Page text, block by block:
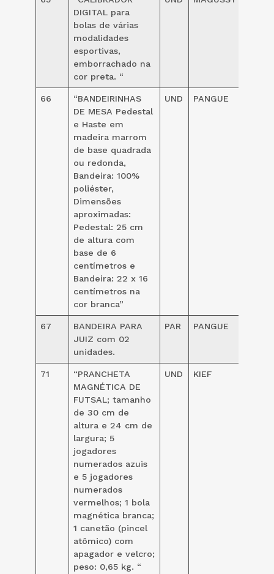
DIGITAL para
bolas de várias
modalidades
esportivas,
emborrachado na
cor preta. “
66
“BANDEIRINHAS
DE MESA Pedestal
e Haste em
madeira marrom
de base quadrada
ou redonda,
Bandeira: 100%
poliéster,
Dimensões
aproximadas:
Pedestal: 25 cm
de altura com
base de 6
centímetros e
Bandeira: 22 x 16
centímetros na
cor branca”
UND PANGUE
67
BANDEIRA PARA
JUIZ com 02
unidades.
PAR PANGUE
71
“PRANCHETA
MAGNÉTICA DE
FUTSAL; tamanho
de 30 cm de
altura e 24 cm de
largura; 5
jogadores
numerados azuis
e 5 jogadores
numerados
vermelhos; 1 bola
magnética branca;
1 canetão (pincel
atômico) com
apagador e velcro;
peso: 0,65 kg. “
UND KIEF